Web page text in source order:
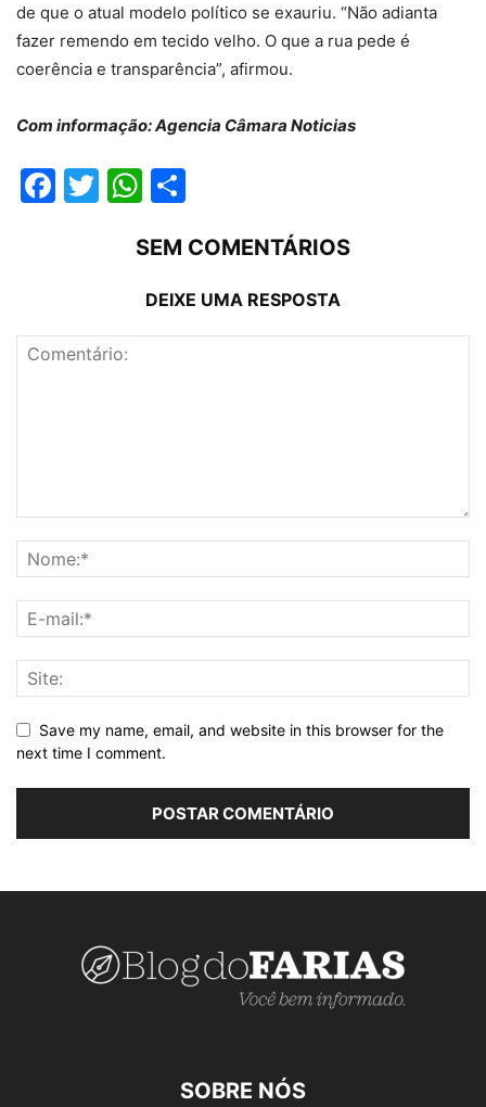
de que o atual modelo político se exauriu. “Não adianta
fazer remendo em tecido velho. O que a rua pede é
coerência e transparência”, afirmou.
Com informação: Agencia Câmara Noticias
Facebook
TwitterWhatsApp
SEM COMENTÁRIOS
DEIXE UMA RESPOSTA
Save my name, email, and website in this browser for the
next time I comment.
SOBRE NÓS